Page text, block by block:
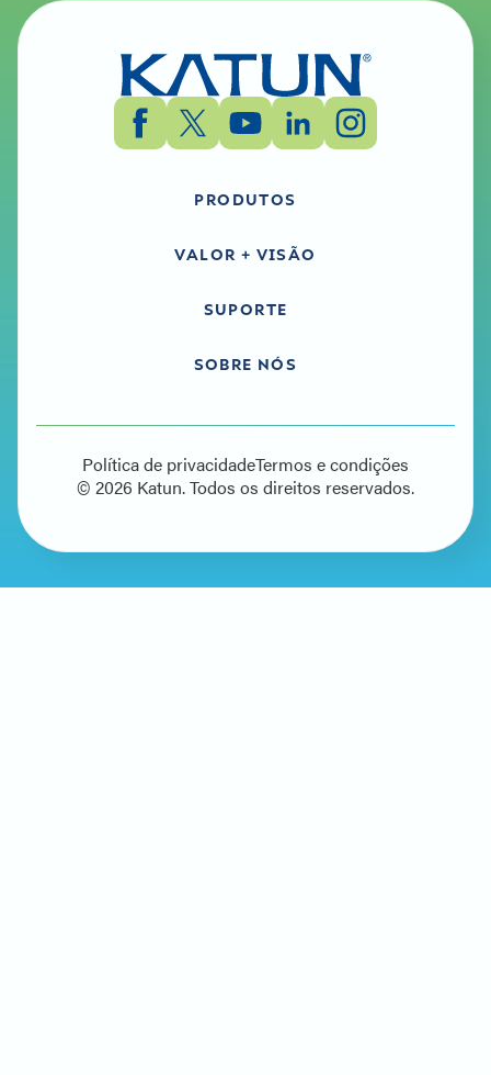
PRODUTOS
VALOR + VISÃO
SUPORTE
SOBRE NÓS
© 2026 Katun. Todos os direitos reservados.
Política de privacidadeTermos e condições